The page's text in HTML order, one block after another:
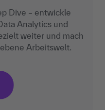
Dive – entwickle
Analytics und
weiter und mach
Arbeitswelt.